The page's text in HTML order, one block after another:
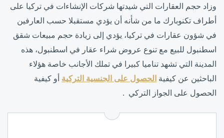
وزاد حجم العقارات التي شيدتها شركات الإنشاءات في تركيا على
أطراف تكنوبارك ما من شأنه أن يؤدي مستقبلا حسب العارفين
في شؤون عقارات في تركيا، يؤدي إلى زيادة حجم مبيعات شقق
اسطنبول للبيع مع تنوع عروض شراء عقار في اسطنبول، هذه
المدينة التي تشهد تناميا كبيرا في تملك الأجانب خاصة هؤلاء
الباحثين عن كيفية الحصول على الجنسية التركية أو كيفية
الحصول على الجواز التركي .